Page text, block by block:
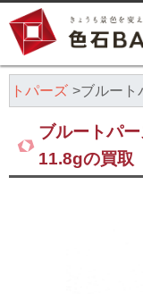
トパーズ ブルート
ブルートパ
11.8gの買取